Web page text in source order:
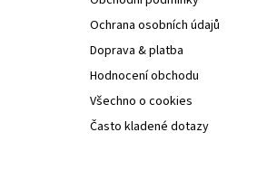
Ochrana osobních údajů
Doprava & platba
Hodnocení obchodu
Všechno o cookies
Často kladené dotazy